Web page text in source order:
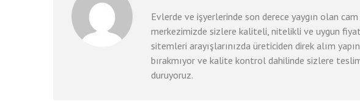
Evlerde ve işyerlerinde son derece yaygın olan
merkezimizde sizlere kaliteli, nitelikli ve uygun
sitemleri arayışlarınızda üreticiden direk alım
bırakmıyor ve kalite kontrol dahilinde sizlere
duruyoruz.